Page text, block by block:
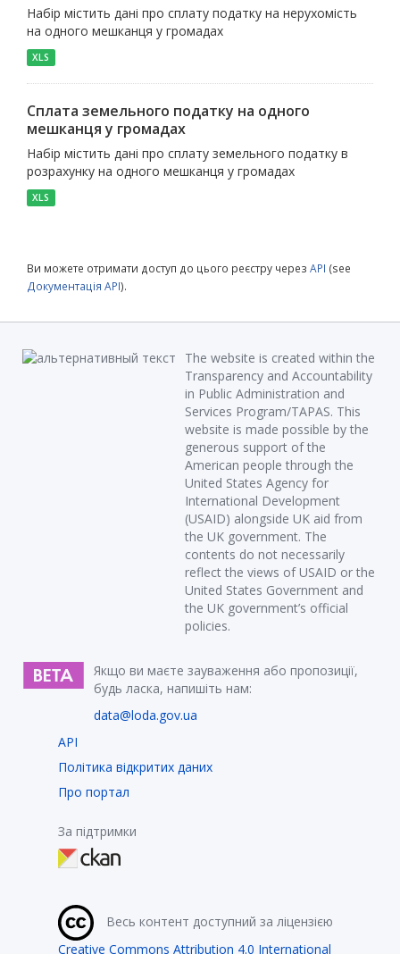
Набір містить дані про сплату податку на нерухомість
на одного мешканця у громадах
XLS
Сплата земельного податку на одного
мешканця у громадах
Набір містить дані про сплату земельного податку в
розрахунку на одного мешканця у громадах
XLS
Ви можете отримати доступ до цього реєстру через API (see
Документація API).
The website is created within the
Transparency and Accountability
in Public Administration and
Services Program/TAPAS. This
website is made possible by the
generous support of the
American people through the
United States Agency for
International Development
(USAID) alongside UK aid from
the UK government. The
contents do not necessarily
reflect the views of USAID or the
United States Government and
the UK government’s official
policies.
Якщо ви маєте зауваження або пропозиції,
будь ласка, напишіть нам:
data@loda.gov.ua
API
Політика відкритих даних
Про портал
За підтримки
Весь контент доступний за ліцензією
Creative Commons Attribution 4.0 International